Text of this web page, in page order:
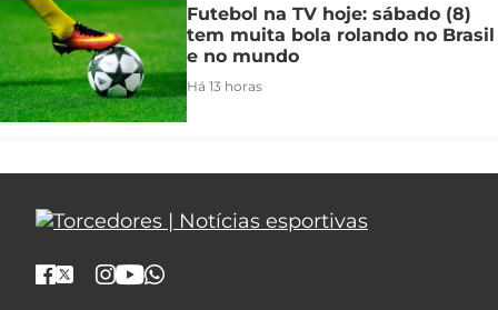
Futebol na TV hoje: sábado (8)
tem muita bola rolando no Brasil
e no mundo
Há 13 horas